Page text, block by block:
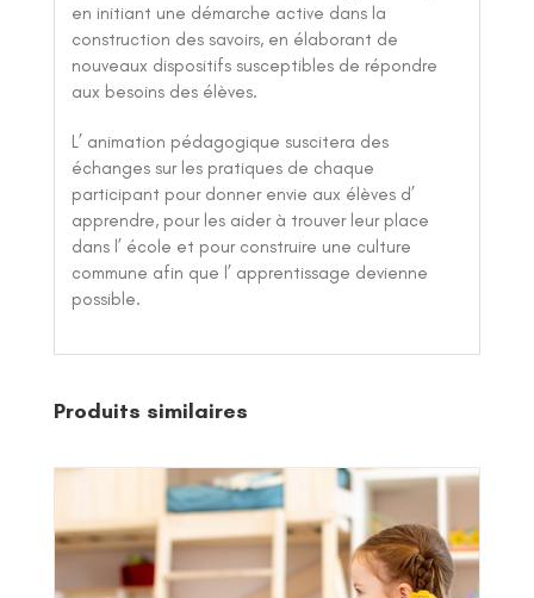
en initiant une démarche active dans la
construction des savoirs, en élaborant de
nouveaux dispositifs susceptibles de répondre
aux besoins des élèves.
L’ animation pédagogique suscitera des
échanges sur les pratiques de chaque
participant pour donner envie aux élèves d’
apprendre, pour les aider à trouver leur place
dans l’ école et pour construire une culture
commune afin que l’ apprentissage devienne
possible.
Produits similaires